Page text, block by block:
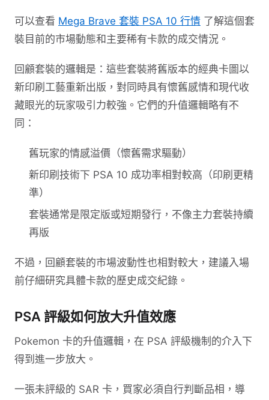
可以查看 Mega Brave 套裝 PSA 10 行情 了解這個套
裝目前的市場動態和主要稀有卡款的成交情況。
回顧套裝的邏輯是：這些套裝將舊版本的經典卡圖以
新印刷工藝重新出版，對同時具有懷舊感情和現代收
藏眼光的玩家吸引力較強。它們的升值邏輯略有不
同：
舊玩家的情感溢價（懷舊需求驅動）
新印刷技術下 PSA 10 成功率相對較高（印刷更精
準）
套裝通常是限定版或短期發行，不像主力套裝持續
再版
不過，回顧套裝的市場波動性也相對較大，建議入場
前仔細研究具體卡款的歷史成交紀錄。
PSA 評級如何放大升值效應
Pokemon 卡的升值邏輯，在 PSA 評級機制的介入下
得到進一步放大。
一張未評級的 SAR 卡，買家必須自行判斷品相，導